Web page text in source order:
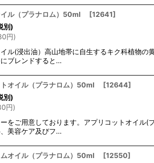
イル（プラナロム）50ml [12641]
別)
円)
ル(浸出油）高山地帯に自生するキク科植物
ブレンドすると…
トオイル（プラナロム）50ml [12644]
別)
円)
をご用意しております。アプリコットオイル(
美容ケア及びフ…
ムオイル（プラナロム）50ml [12550]